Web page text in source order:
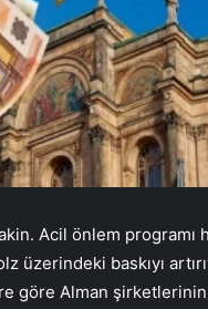
Acil önlem
üzerindeki baskıyı
göre Alman